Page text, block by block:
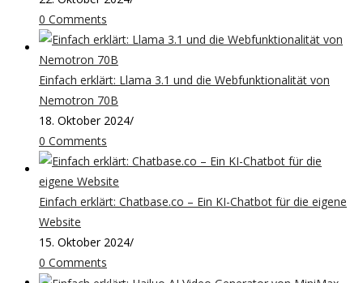
0 Comments
Einfach erklärt: Llama 3.1 und die Webfunktionalität von
Nemotron 70B
18. Oktober 2024/
0 Comments
Einfach erklärt: Chatbase.co – Ein KI-Chatbot für die eigene
Website
15. Oktober 2024/
0 Comments